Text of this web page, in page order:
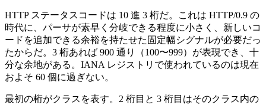
HTTP ステータスコードは 10 進 3 桁だ。これは HTTP/0.9 の
時代に、パーサが素早く分岐できる程度に小さく、新しいコ
ードを追加できる余裕を持たせた固定幅シグナルが必要だっ
たからだ。3 桁あれば 900 通り（100〜999）が表現でき、十
分な余地がある。IANA レジストリで使われているのは現在
およそ 60 個に過ぎない。
最初の桁がクラスを表す。2 桁目と 3 桁目はそのクラス内の